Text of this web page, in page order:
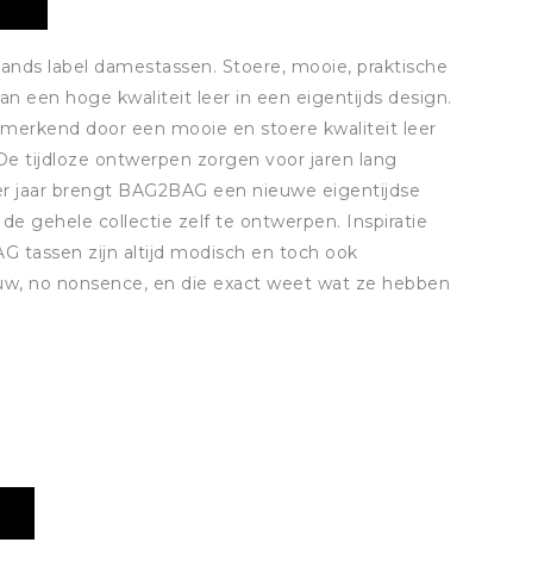
label damestassen. Stoere, mooie, praktische
een hoge kwaliteit leer in een eigentijds design.
door een mooie en stoere kwaliteit leer
tijdloze ontwerpen zorgen voor jaren lang
brengt BAG2BAG een nieuwe eigentijdse
gehele collectie zelf te ontwerpen. Inspiratie
tassen zijn altijd modisch en toch ook
no nonsence, en die exact weet wat ze hebben